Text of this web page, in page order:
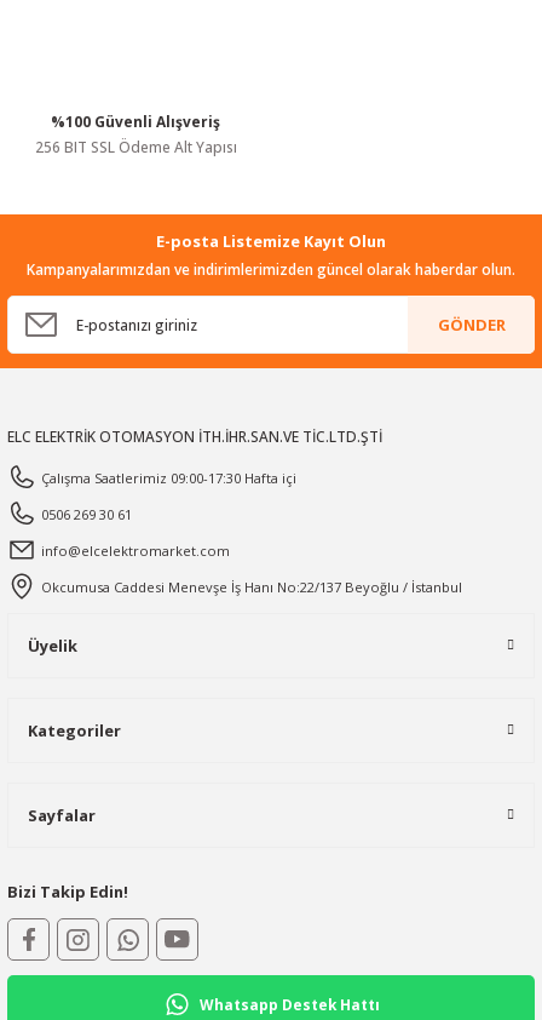
%100 Güvenli Alışveriş
256 BIT SSL Ödeme Alt Yapısı
E-posta Listemize Kayıt Olun
Kampanyalarımızdan ve indirimlerimizden güncel olarak haberdar olun.
GÖNDER
ELC ELEKTRİK OTOMASYON İTH.İHR.SAN.VE TİC.LTD.ŞTİ
Çalışma Saatlerimiz 09:00-17:30 Hafta içi
0506 269 30 61
info@elcelektromarket.com
Okcumusa Caddesi Menevşe İş Hanı No:22/137 Beyoğlu / İstanbul
Üyelik
Kategoriler
Sayfalar
Bizi Takip Edin!
Whatsapp Destek Hattı